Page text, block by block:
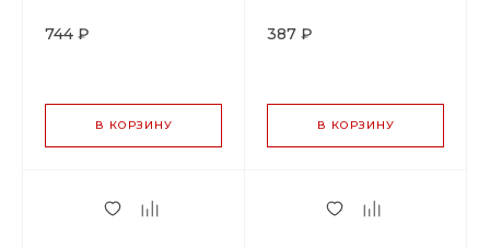
744 ₽
В КОРЗИНУ
By Bone
387 ₽
В КОРЗИНУ